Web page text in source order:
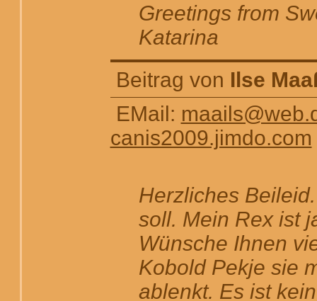
Greetings from
Katarina
Beitrag von Ilse
EMail:
canis2009.jimdo.com
Herzliches
soll. Mein Rex ist
Wünsche Ihnen
Kobold Pekje sie
ablenkt. Es ist